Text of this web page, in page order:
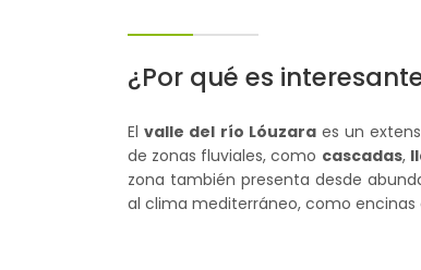
¿Por qué es
Elvalle del río Lóuzaraes un
de zonas fluviales, como cascadas,
zona también presenta desde
al clima mediterráneo, como encinas